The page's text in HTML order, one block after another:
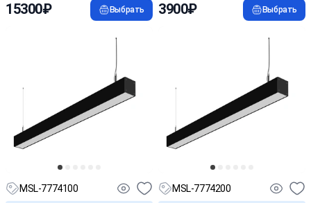
15300₽ Выбрать 3900₽ Выбрать
MSL-7774100 MSL-7774200